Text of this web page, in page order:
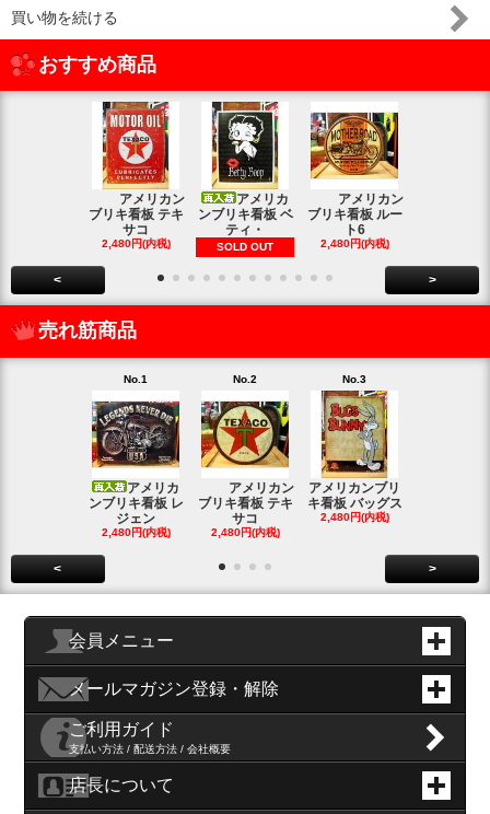
買い物を続ける
おすすめ商品
アメリカン
ブリキ看板 テキ
サコ
2,480円(内税)
アメリカ
ンブリキ看板 ベ
ティ・
SOLD OUT
アメリカン
ブリキ看板 ルー
ト6
2,480円(内税)
< >
売れ筋商品
No.1
アメリカ
ンブリキ看板 レ
ジェン
2,480円(内税)
No.2
アメリカン
ブリキ看板 テキ
サコ
2,480円(内税)
No.3
アメリカンブリ
キ看板 バッグス
2,480円(内税)
< >
会員メニュー
メールマガジン登録・解除
ご利用ガイド
支払い方法 / 配送方法 / 会社概要
店長について